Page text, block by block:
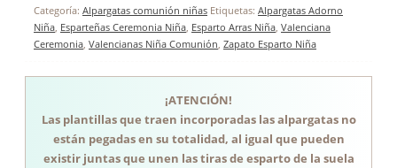
Categoría: Alpargatas comunión niñas Etiquetas: Alpargatas Adorno
Niña, Esparteñas Ceremonia Niña, Esparto Arras Niña, Valenciana
Ceremonia, Valencianas Niña Comunión, Zapato Esparto Niña
¡ATENCIÓN!
Las plantillas que traen incorporadas las alpargatas no
están pegadas en su totalidad, al igual que pueden
existir juntas que unen las tiras de esparto de la suela